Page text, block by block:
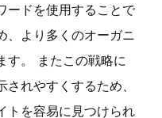
ードを使用することで
、より多くのオーガニ
す。 またこの戦略に
れやすくするため、
トを容易に見つけられ